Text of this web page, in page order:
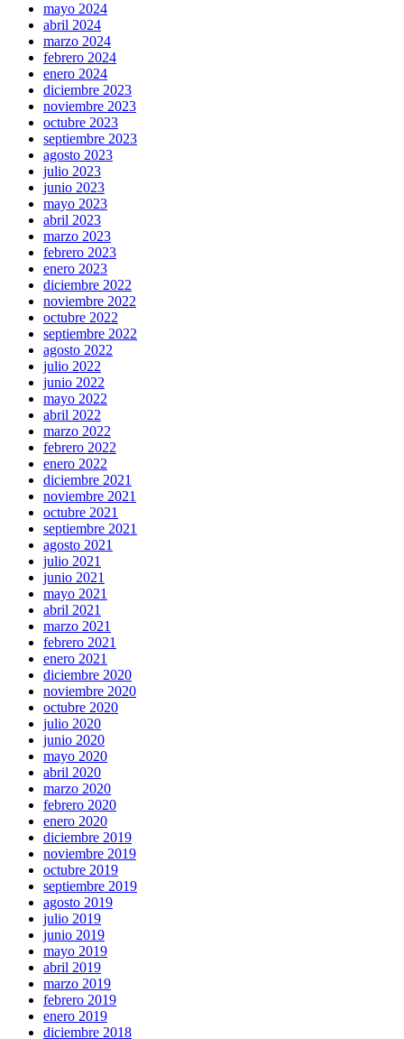
mayo 2024
abril 2024
marzo 2024
febrero 2024
enero 2024
diciembre 2023
noviembre 2023
octubre 2023
septiembre 2023
agosto 2023
julio 2023
junio 2023
mayo 2023
abril 2023
marzo 2023
febrero 2023
enero 2023
diciembre 2022
noviembre 2022
octubre 2022
septiembre 2022
agosto 2022
julio 2022
junio 2022
mayo 2022
abril 2022
marzo 2022
febrero 2022
enero 2022
diciembre 2021
noviembre 2021
octubre 2021
septiembre 2021
agosto 2021
julio 2021
junio 2021
mayo 2021
abril 2021
marzo 2021
febrero 2021
enero 2021
diciembre 2020
noviembre 2020
octubre 2020
julio 2020
junio 2020
mayo 2020
abril 2020
marzo 2020
febrero 2020
enero 2020
diciembre 2019
noviembre 2019
octubre 2019
septiembre 2019
agosto 2019
julio 2019
junio 2019
mayo 2019
abril 2019
marzo 2019
febrero 2019
enero 2019
diciembre 2018